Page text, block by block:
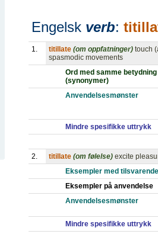
Engelsk verb:
1. titillate (om oppfatninger) touch
spasmodic movements
Ord med samme betydning
(synonymer)
Anvendelsesmønster
Mindre spesifikke uttrykk
2. titillate (om følelse) excite
Eksempler med
Eksempler på anvendelse
Anvendelsesmønster
Mindre spesifikke uttrykk